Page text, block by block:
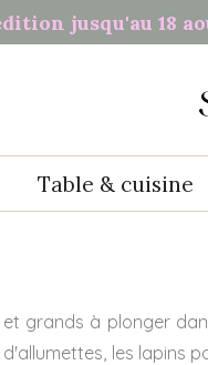
jusqu'au 18
Table & cuisine
grands à plonger
les